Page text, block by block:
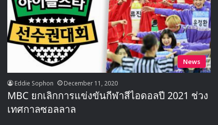
News
Eddie Sophon December 11, 2020
MBC ยกเลิกการแข่งขันกีฬาสีไอดอลปี 2021 ช่วง
เทศกาลซอลลาล